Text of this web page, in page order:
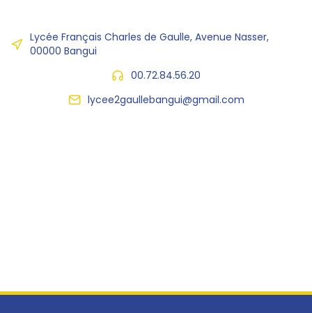
Lycée Français Charles de Gaulle, Avenue Nasser,
00000 Bangui
00.72.84.56.20
lycee2gaullebangui@gmail.com